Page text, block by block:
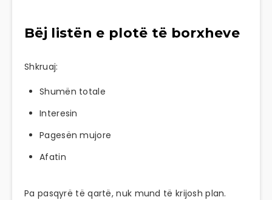
Bëj listën e plotë të borxheve
Shkruaj:
Shumën totale
Interesin
Pagesën mujore
Afatin
Pa pasqyrë të qartë, nuk mund të krijosh plan.